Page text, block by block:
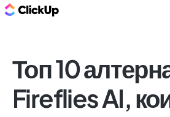
Топ 10
Fireflies AI,